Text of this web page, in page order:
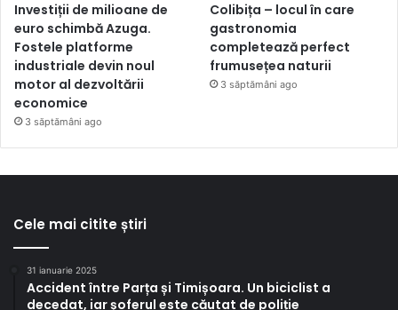
Investiții de milioane de
euro schimbă Azuga.
Fostele platforme
industriale devin noul
motor al dezvoltării
economice
3 săptămâni ago
Colibița – locul în care
gastronomia
completează perfect
frumusețea naturii
3 săptămâni ago
Cele mai citite știri
31 ianuarie 2025
Accident între Parța și Timișoara. Un biciclist a
decedat, iar șoferul este căutat de poliție